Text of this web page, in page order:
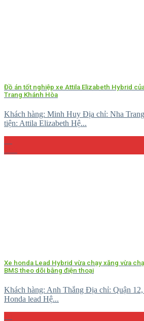
Đồ án tốt nghiệp xe Attila Elizabeth Hybrid
Trang Khánh Hòa
Khách hàng: Minh Huy Địa chỉ: Nha
tiện: Attila Elizabeth Hệ...
Xe honda Lead Hybrid vừa chạy xăng vừa
BMS theo dõi bằng điện thoại
Khách hàng: Anh Thắng Địa chỉ: Quận
Honda lead Hệ...